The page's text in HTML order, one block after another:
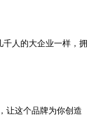
人的大企业一样，拥
让这个品牌为你创造